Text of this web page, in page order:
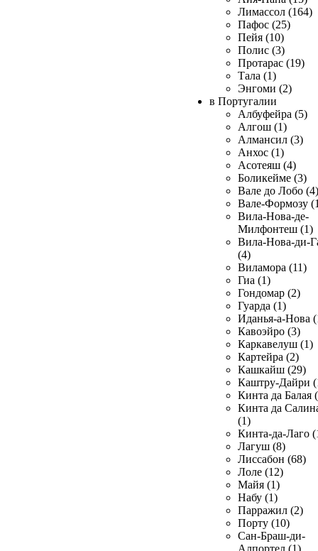
Лимассол (164)
Пафос (25)
Пейя (10)
Полис (3)
Протарас (19)
Тала (1)
Энгоми (2)
в Португалии
Албуфейра (5)
Алгош (1)
Алмансил (3)
Анхос (1)
Асотеяш (4)
Боликейме (3)
Вале до Лобо (4)
Вале-Формозу
Вила-Нова-де-
Милфонтеш (1)
Вила-Нова-ди-
(4)
Виламора (11)
Гиа (1)
Гондомар (2)
Гуарда (1)
Иданья-а-Нова
Кавоэйро (3)
Каркавелуш (1)
Картейра (2)
Кашкайш (29)
Каштру-Дайри
Кинта да Балая
Кинта да
(1)
Кинта-да-Лаго
Лагуш (8)
Лиссабон (68)
Лоле (12)
Майя (1)
Набу (1)
Парражил (2)
Порту (10)
Сан-Браш-ди-
Алпортел (1)